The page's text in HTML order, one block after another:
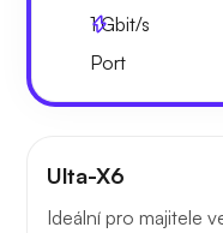
1Gbit/s
Port
Ulta-X6
Ideální pro majitele